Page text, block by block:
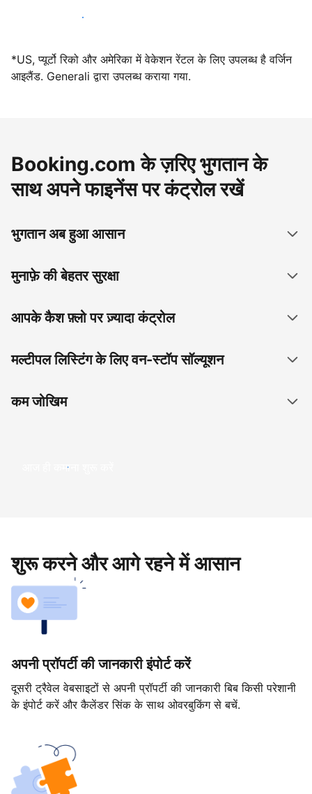
आज ही हमारे साथ मेजबानी करें
*US, प्यूर्टो रिको और अमेरिका में वेकेशन रेंटल के लिए उपलब्ध है वर्जिन
आइलैंड. Generali द्वारा उपलब्ध कराया गया.
Booking.com के ज़रिए भुगतान के
साथ अपने फाइनेंस पर कंट्रोल रखें
भुगतान अब हुआ आसान
मुनाफ़े की बेहतर सुरक्षा
आपके कैश फ़्लो पर ज़्यादा कंट्रोल
मल्टीपल लिस्टिंग के लिए वन-स्टॉप सॉल्यूशन
कम जोखिम
आज ही कमाना शुरू करें
शुरू करने और आगे रहने में आसान
अपनी प्रॉपर्टी की जानकारी इंपोर्ट करें
दूसरी ट्रैवेल वेबसाइटों से अपनी प्रॉपर्टी की जानकारी बिब किसी परेशानी
के इंपोर्ट करें और कैलेंडर सिंक के साथ ओवरबुकिंग से बचें.